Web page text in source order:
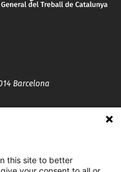
Barcelona
this site to better